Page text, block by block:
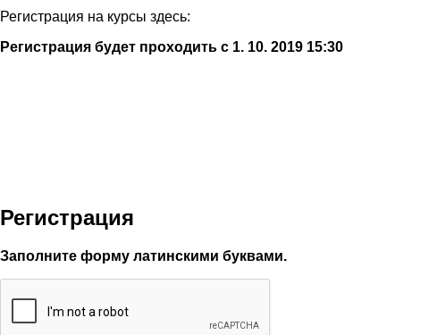
Регистрация на курсы здесь:
Регистрация будет проходить с 1. 10. 2019 15:30
Регистрация
Заполните форму латинскими буквами.